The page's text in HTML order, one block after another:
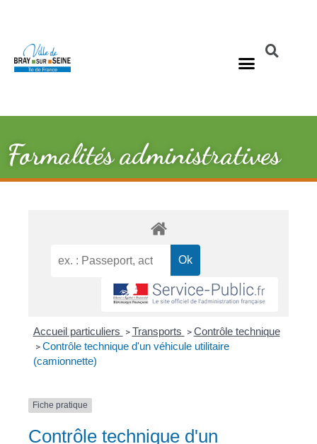
Formalités administratives
Accueil particuliers > Transports > Contrôle technique
> Contrôle technique d'un véhicule utilitaire
(camionnette)
Fiche pratique
Contrôle technique d'un